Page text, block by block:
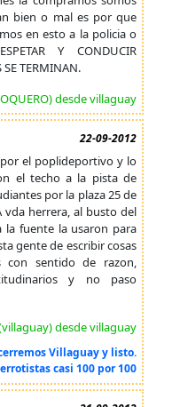
bien o mal es por que
en esto a la policia o
Y CONDUCIR
SE TERMINAN.
desde villaguay
22-09-2012
el poplideportivo y lo
el techo a la pista de
por la plaza 25 de
herrera, al busto del
fuente la usaron para
gente de escribir cosas
con sentido de razon,
y no paso
desde villaguay
Villaguay y listo.
casi 100 por 100